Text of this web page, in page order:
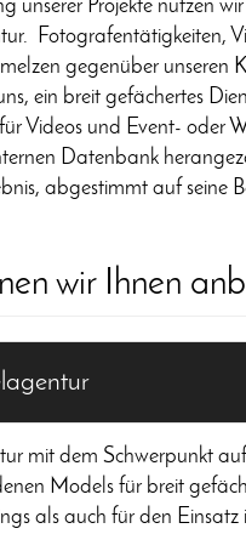
unserer Projekte nutzen
Fotografentätigkeiten,
gegenüber
ein breit gefächertes
Videos und Event- oder
Datenbank
abgestimmt auf seine
wir Ihnen
mit dem Schwerpunkt
Models für breit
als auch für den